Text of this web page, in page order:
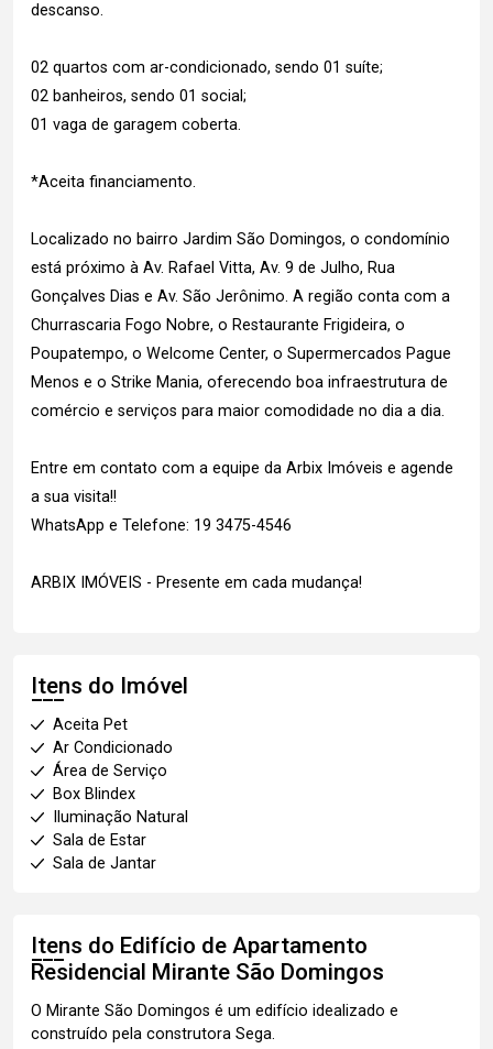
descanso.
02 quartos com ar-condicionado, sendo 01 suíte;
02 banheiros, sendo 01 social;
01 vaga de garagem coberta.
*Aceita financiamento.
Localizado no bairro Jardim São Domingos, o condomínio
está próximo à Av. Rafael Vitta, Av. 9 de Julho, Rua
Gonçalves Dias e Av. São Jerônimo. A região conta com a
Churrascaria Fogo Nobre, o Restaurante Frigideira, o
Poupatempo, o Welcome Center, o Supermercados Pague
Menos e o Strike Mania, oferecendo boa infraestrutura de
comércio e serviços para maior comodidade no dia a dia.
Entre em contato com a equipe da Arbix Imóveis e agende
a sua visita!!
WhatsApp e Telefone: 19 3475-4546
ARBIX IMÓVEIS - Presente em cada mudança!
Itens do Imóvel
Aceita Pet
Ar Condicionado
Área de Serviço
Box Blindex
Iluminação Natural
Sala de Estar
Sala de Jantar
Itens do Edifício de Apartamento
Residencial Mirante São Domingos
O Mirante São Domingos é um edifício idealizado e
construído pela construtora Sega.